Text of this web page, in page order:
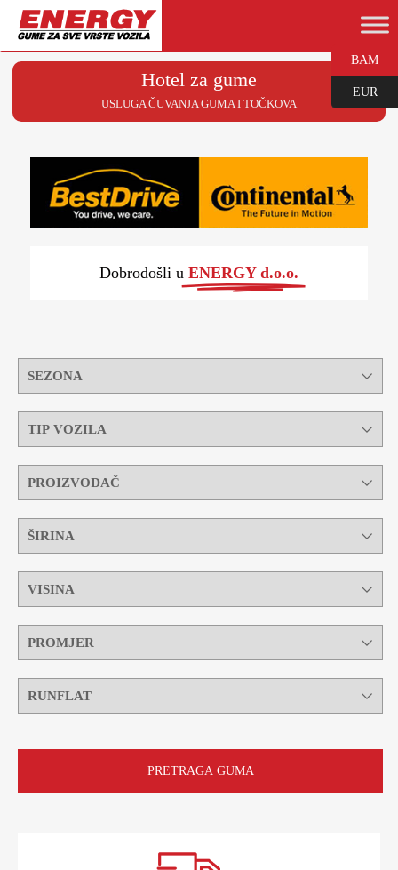
Hotel za gume
USLUGA ČUVANJA GUMA I TOČKOVA
Dobrodošli u ENERGY d.o.o.
PRETRAGA GUMA
BAM
EUR